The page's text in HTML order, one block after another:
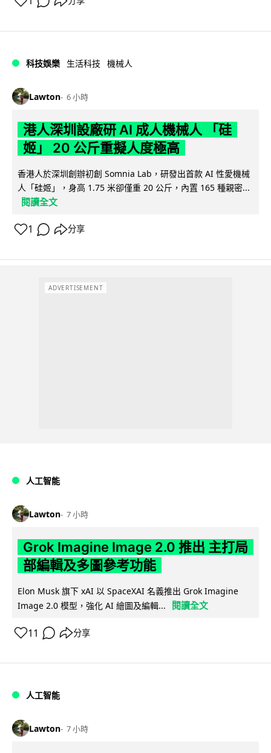
科技娛樂 生活科技 機械人
Lawton 6 小時
港人深圳設廠研 AI 成人機械人 「硅
姬」 20 公斤重擬人度極高
香港人於深圳創辦初創 Somnia Lab，研發出首款 AI 性愛機械
人「硅姬」，身高 1.75 米卻僅重 20 公斤，內置 165 種親密...
閱讀全文
1 分享
ADVERTISEMENT
人工智能
Lawton 7 小時
Grok Imagine Image 2.0 推出 主打局
部編輯及多圖參考功能
Elon Musk 旗下 xAI 以 SpaceXAI 名義推出 Grok Imagine
Image 2.0 模型，強化 AI 繪圖及編輯...
閱讀全文
11 分享
人工智能
Lawton 7 小時